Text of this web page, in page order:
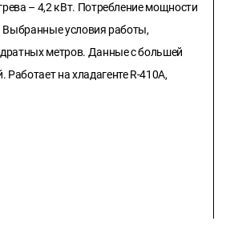
– 4,2 кВт. Потребление мощности
Выбранные условия работы,
метров. Данные с большей
на хладагенте R-410A,